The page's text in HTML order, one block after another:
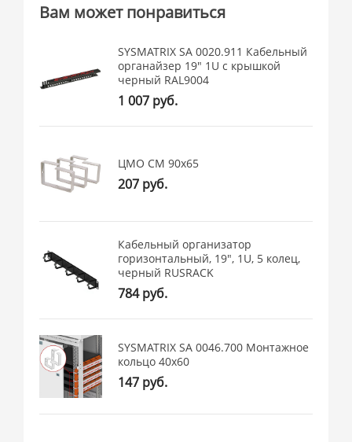
Вам может понравиться
SYSMATRIX SA 0020.911 Кабельный
органайзер 19" 1U с крышкой
черный RAL9004
1 007 руб.
ЦМО СМ 90x65
207 руб.
Кабельный организатор
горизонтальный, 19", 1U, 5 колец,
черный RUSRACK
784 руб.
SYSMATRIX SA 0046.700 Монтажное
кольцо 40x60
147 руб.